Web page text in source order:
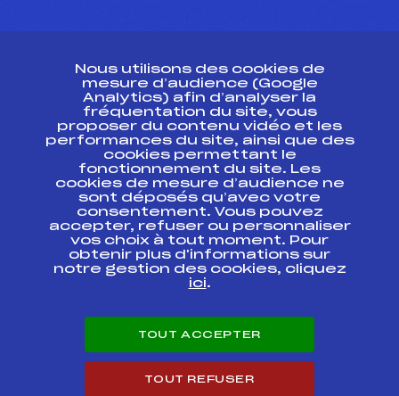
Ressources
Pass’Neige
Projet sportif fédéral
Projet de performance fédéral
Antidopage
Pôle Développement, Formation, Suivi
Scientifique
Listes ministérielles
Pôle vie de l’athlète
Enseignement professionnel
Carrières
Nous utilisons des cookies de
mesure d’audience (Google
Analytics) afin d’analyser la
fréquentation du site, vous
proposer du contenu vidéo et les
performances du site, ainsi que des
cookies permettant le
fonctionnement du site. Les
cookies de mesure d’audience ne
sont déposés qu’avec votre
consentement. Vous pouvez
accepter, refuser ou personnaliser
vos choix à tout moment. Pour
obtenir plus d'informations sur
notre gestion des cookies, cliquez
ici.
TOUT ACCEPTER
TOUT REFUSER